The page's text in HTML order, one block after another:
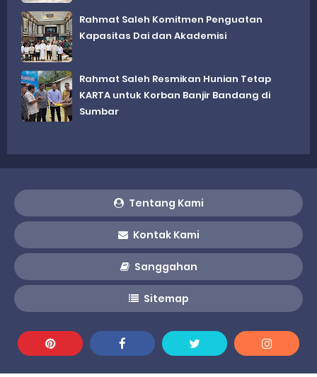
Rahmat Saleh Komitmen Penguatan
Kapasitas Dai dan Akademisi
Rahmat Saleh Resmikan Hunian Tetap
KARTA untuk Korban Banjir Bandang di
Sumbar
Tentang Kami
Kontak Kami
Sanggahan
Sitemap